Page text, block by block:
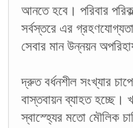
আনতে হবে। পরিবার
সর্বস্তরে এর
সেবার মান উন্নয়ন
দ্রুত বর্ধনশীল সংখ্যার
বাস্তবায়ন ব্যাহত হচ্ছে।
স্বাস্হ্যের মতো মৌলিক